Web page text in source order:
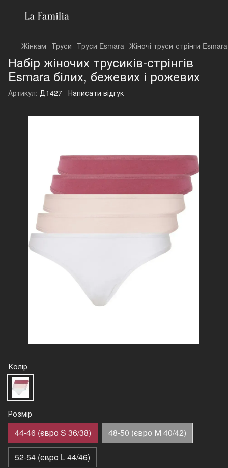
Жінкам Труси Труси Esmara Жіночі труси-стрінги
Набір жіночих трусиків-стрінгів
Esmara білих, бежевих і рожевих
Артикул: Д1427 Написати відгук
Колір
Розмір
44-46 (євро S 36/38) 48-50 (євро М 40/42)
52-54 (євро L 44/46)